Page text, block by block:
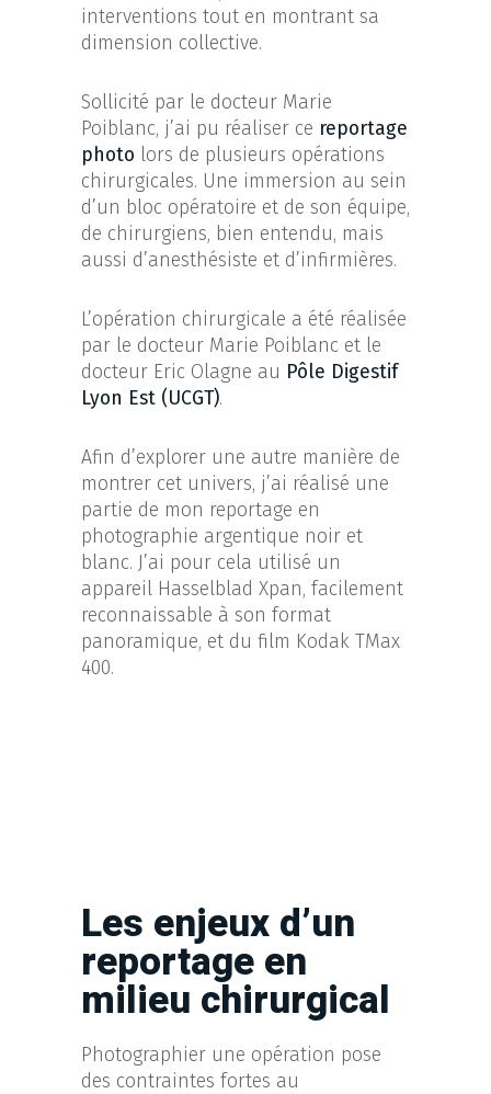
interventions tout en montrant sa
dimension collective.
Sollicité par le docteur Marie
Poiblanc, j’ai pu réaliser ce reportage
photo lors de plusieurs opérations
chirurgicales. Une immersion au sein
d’un bloc opératoire et de son équipe,
de chirurgiens, bien entendu, mais
aussi d’anesthésiste et d’infirmières.
L’opération chirurgicale a été réalisée
par le docteur Marie Poiblanc et le
docteur Eric Olagne au Pôle Digestif
Lyon Est (UCGT).
Afin d’explorer une autre manière de
montrer cet univers, j’ai réalisé une
partie de mon reportage en
photographie argentique noir et
blanc. J’ai pour cela utilisé un
appareil Hasselblad Xpan, facilement
reconnaissable à son format
panoramique, et du film Kodak TMax
400.
Les enjeux d’un
reportage en
milieu chirurgical
Photographier une opération pose
des contraintes fortes au